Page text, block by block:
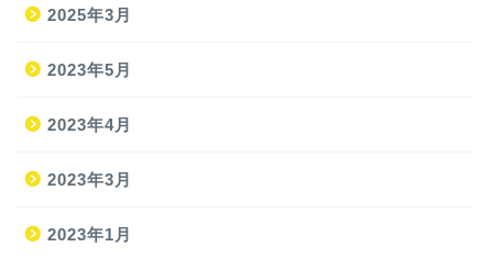
2025年3月
2023年5月
2023年4月
2023年3月
2023年1月